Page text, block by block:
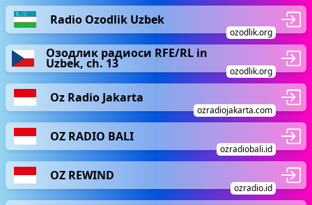
Radio Ozodlik Uzbek
ozodlik.org
Озодлик радиоси RFE/RL in
Uzbek, ch. 13
ozodlik.org
Oz Radio Jakarta
ozradiojakarta.com
OZ RADIO BALI
ozradiobali.id
OZ REWIND
ozradio.id